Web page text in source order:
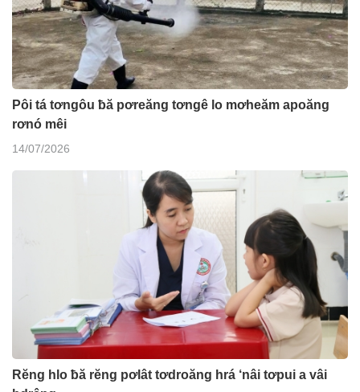
Pôi tá tơngôu ƀă pơreăng tơngê lo mơheăm apoăng
rơnó mêi
14/07/2026
Rĕng hlo ƀă rĕng pơlât tơdroăng hrá ‘nâi tơpui a vâi